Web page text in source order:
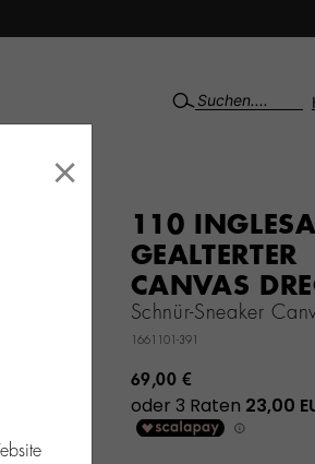
110 INGLESA
GEALTERTER
CANVAS
Schnür-Sneaker
1661101-391
69,00 €
×